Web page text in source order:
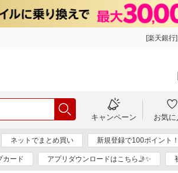
[楽天銀行
キャンペーン お気に
ネットでまとめ買い 新規登録で100ポイント！
カード アプリダウンロードはこちら🤳✨